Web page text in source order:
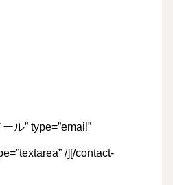
ル” type=”email”
/][/contact-